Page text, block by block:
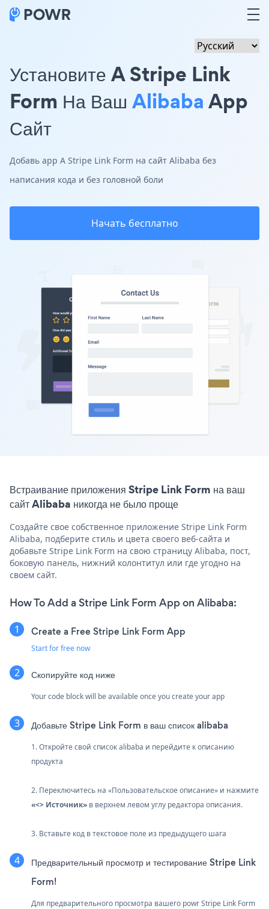
Установите A Stripe Link
Form На Ваш AlibabaApp
Сайт
Добавь app A Stripe Link Form на сайт Alibaba без
написания кода и без головной боли
Начать бесплатно
Встраивание приложения Stripe Link Form на ваш
сайт Alibaba никогда не было проще
Создайте свое собственное приложение Stripe Link Form
Alibaba, подберите стиль и цвета своего веб-сайта и
добавьте Stripe Link Form на свою страницу Alibaba, пост,
боковую панель, нижний колонтитул или где угодно на
своем сайт.
How To Add a Stripe Link Form App on Alibaba:
Create a Free Stripe Link Form App
Start for free now
Скопируйте код ниже
Your code block will be available once you create your app
Добавьте Stripe Link Form в ваш список alibaba
1. Откройте свой список alibaba и перейдите к описанию
продукта
2. Переключитесь на «Пользовательское описание» и нажмите
«<> Источник» в верхнем левом углу редактора описания.
3. Вставьте код в текстовое поле из предыдущего шага
Предварительный просмотр и тестирование Stripe Link
Form!
Для предварительного просмотра вашего powr Stripe Link Form